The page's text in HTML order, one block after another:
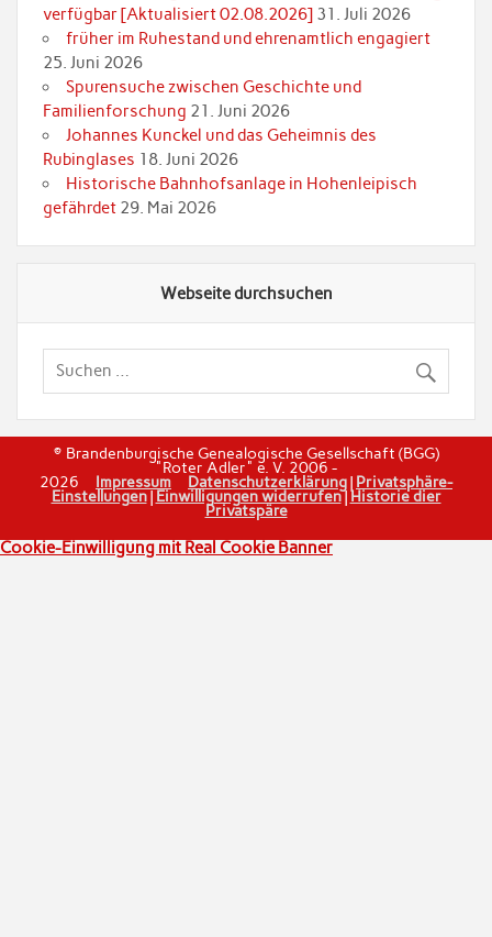
verfügbar [Aktualisiert 02.08.2026] 31. Juli 2026
früher im Ruhestand und ehrenamtlich engagiert
25. Juni 2026
Spurensuche zwischen Geschichte und
Familienforschung 21. Juni 2026
Johannes Kunckel und das Geheimnis des
Rubinglases 18. Juni 2026
Historische Bahnhofsanlage in Hohenleipisch
gefährdet 29. Mai 2026
Webseite durchsuchen
© Brandenburgische Genealogische Gesellschaft (BGG)
"Roter Adler" e. V. 2006 -
2026 Impressum Datenschutzerklärung| Privatsphäre-
Einstellungen| Einwilligungen widerrufen|Historie dier
Privatspäre
Cookie-Einwilligung mit Real Cookie Banner